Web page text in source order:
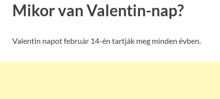
Mikor van Valentin-nap?
Valentin napot február 14-én tartják meg minden évben.